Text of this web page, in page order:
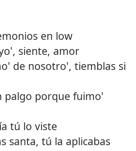
en low
siente, amor
de nosotro', tiemblas si
palgo porque fuimo'
tú lo viste
santa, tú la aplicabas